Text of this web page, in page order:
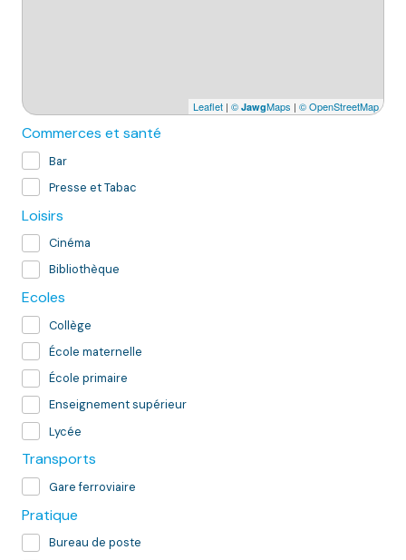
Leaflet | © JawgMaps | © OpenStreetMap
Commerces et santé
Bar
Presse et Tabac
Loisirs
Cinéma
Bibliothèque
Ecoles
Collège
École maternelle
École primaire
Enseignement supérieur
Lycée
Transports
Gare ferroviaire
Pratique
Bureau de poste